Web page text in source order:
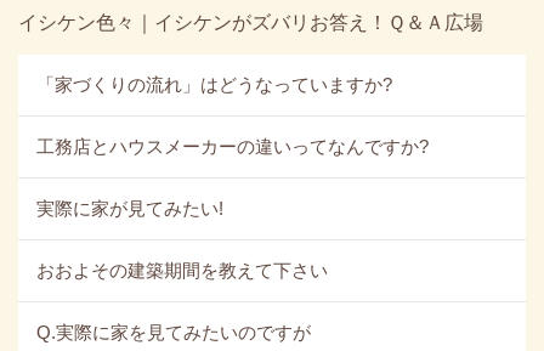
イシケン色々｜イシケンがズバリお答え！Ｑ＆Ａ広場
「家づくりの流れ」はどうなっていますか?
工務店とハウスメーカーの違いってなんですか?
実際に家が見てみたい!
おおよその建築期間を教えて下さい
Q.実際に家を見てみたいのですが